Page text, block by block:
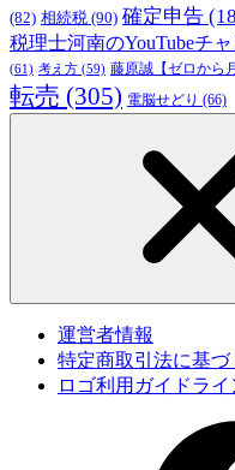
(82) 相続税 (90) 確定申告
税理士河南のYouTubeチ
(61) 考え方 (59) 藤原誠【ゼロから
転売 (305) 電脳せどり (66)
運営者情報
特定商取引法に基づ
ロゴ利用ガイドライ